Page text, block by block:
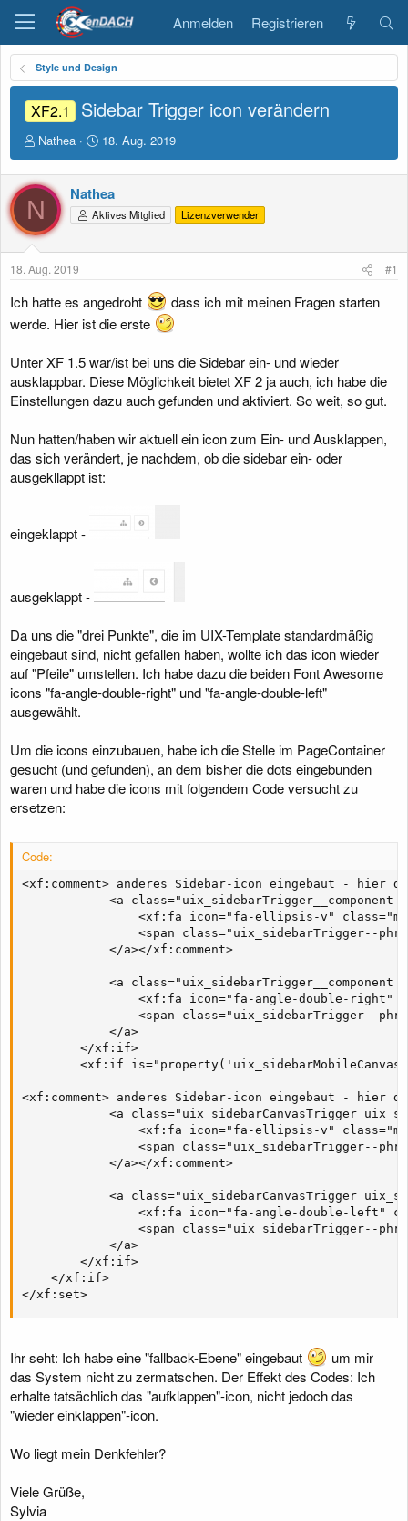
Anmelden Registrieren
Style und Design
XF2.1 Sidebar Trigger icon verändern
E
r
s
t
e
l
l
e
r
Nathea
E
r
s
t
e
l
t
18. Aug. 2019
N
Nathea
Aktives Mitglied Lizenzverwender
18. Aug. 2019 #1
Ich hatte es angedroht
dass ich mit meinen Fragen starten
werde. Hier ist die erste
Unter XF 1.5 war/ist bei uns die Sidebar ein- und wieder
ausklappbar. Diese Möglichkeit bietet XF 2 ja auch, ich habe die
Einstellungen dazu auch gefunden und aktiviert. So weit, so gut.
Nun hatten/haben wir aktuell ein icon zum Ein- und Ausklappen,
das sich verändert, je nachdem, ob die sidebar ein- oder
ausgekllappt ist:
eingeklappt -
ausgeklappt -
Da uns die "drei Punkte", die im UIX-Template standardmäßig
eingebaut sind, nicht gefallen haben, wollte ich das icon wieder
auf "Pfeile" umstellen. Ich habe dazu die beiden Font Awesome
icons "fa-angle-double-right" und "fa-angle-double-left"
ausgewählt.
Um die icons einzubauen, habe ich die Stelle im PageContainer
gesucht (und gefunden), an dem bisher die dots eingebunden
waren und habe die icons mit folgendem Code versucht zu
ersetzen:
Code:
<xf:comment> anderes Sidebar-icon eingebaut - hier
<a class="uix_sidebarTrigger__component
<xf:fa icon="fa-ellipsis-v"
<span class="uix_sidebarTrigger--
            </a></xf:comment>
<a class="uix_sidebarTrigger__component
<xf:fa icon="fa-angle-double-right"
<span class="uix_sidebarTrigger--
            </a>
        </xf:if>
<xf:if
<xf:comment> anderes Sidebar-icon eingebaut - hier
<a class="uix_sidebarCanvasTrigger
<xf:fa icon="fa-ellipsis-v"
<span class="uix_sidebarTrigger--
            </a></xf:comment>
<a class="uix_sidebarCanvasTrigger
<xf:fa icon="fa-angle-double-left"
<span class="uix_sidebarTrigger--
            </a>
        </xf:if>
    </xf:if>
</xf:set>
Ihr seht: Ich habe eine "fallback-Ebene" eingebaut
um mir
das System nicht zu zermatschen. Der Effekt des Codes: Ich
erhalte tatsächlich das "aufklappen"-icon, nicht jedoch das
"wieder einklappen"-icon.
Wo liegt mein Denkfehler?
Viele Grüße,
Sylvia